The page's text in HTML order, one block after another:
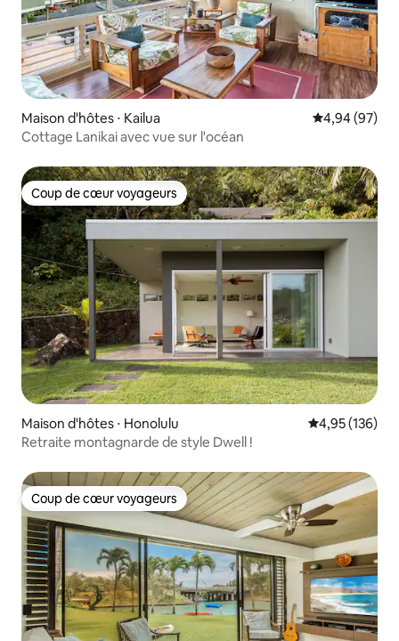
Maison d'hôtes ⋅ Kailua Évaluation
4,94 (97)
Cottage Lanikai avec vue sur l'océan
Coup de cœur voyageurs
Coup de cœur voyageurs
Maison d'hôtes ⋅ Honolulu Évaluation
4,95 (136)
Retraite montagnarde de style Dwell !
Coup de cœur voyageurs
Coup de cœur voyageurs